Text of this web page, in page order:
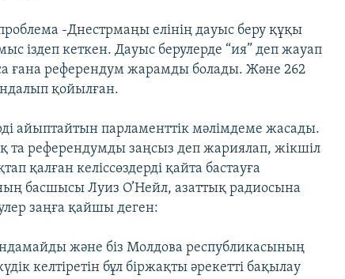
-Днестрмаңы елінің дауыс беру құқы
іздеп кеткен. Дауыс берулерде “ия” деп жауап
ғана референдум жарамды болады. Және 262
қойылған.
айыптайтын парламенттік мәлімдеме жасады.
референдумды заңсыз деп жариялап, жікшіл
қалған келіссөздерді қайта бастауға
басшысы Луиз О’Нейл, азаттық радиосына
заңға қайшы деген:
және біз Молдова республикасының
келтіретін бұл біржақты әрекетті бақылау